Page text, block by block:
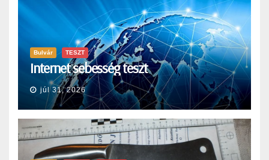
Bulvár TESZT
Internet sebesség teszt
júl 31, 2026